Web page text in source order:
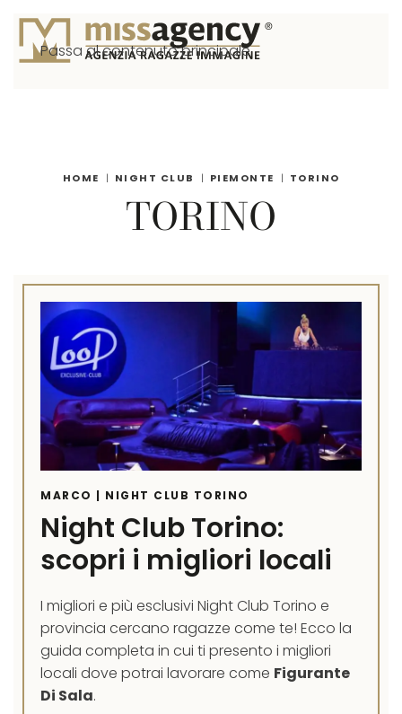
Passa al contenuto principale
HOME NIGHT CLUB PIEMONTE TORINO
TORINO
MARCO | NIGHT CLUB TORINO
Night Club Torino:
scopri i migliori locali
I migliori e più esclusivi Night Club Torino e
provincia cercano ragazze come te! Ecco la
guida completa in cui ti presento i migliori
locali dove potrai lavorare come Figurante
Di Sala.